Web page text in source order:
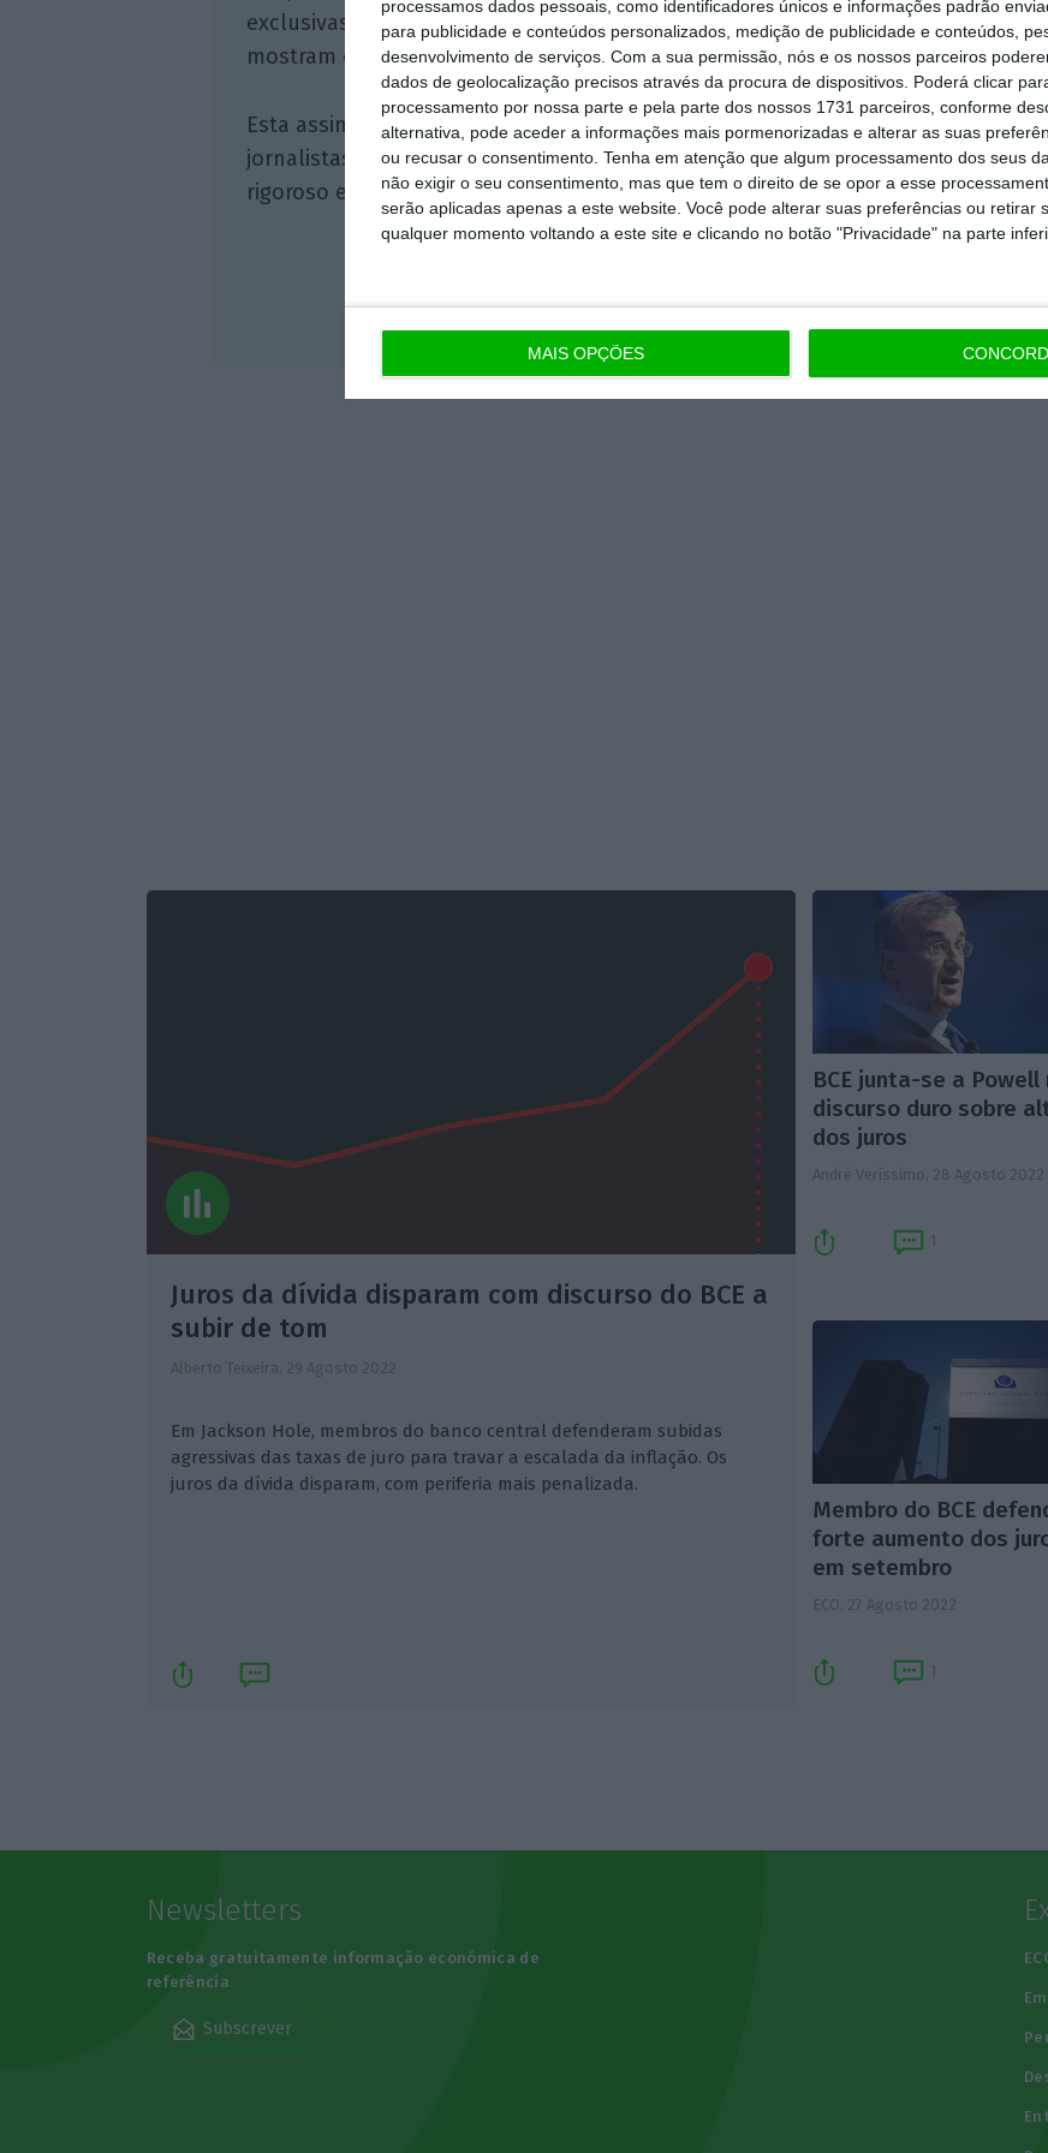
processamos dados pessoais, como identificadores únicos e informações padrão
para publicidade e conteúdos personalizados, medição de publicidade e conteúdos,
desenvolvimento de serviços. Com a sua permissão, nós e os nossos parceiros
dados de geolocalização precisos através da procura de dispositivos. Poderá clicar
processamento por nossa parte e pela parte dos nossos 1731 parceiros, conforme
alternativa, pode aceder a informações mais pormenorizadas e alterar as suas
ou recusar o consentimento. Tenha em atenção que algum processamento dos seus
não exigir o seu consentimento, mas que tem o direito de se opor a esse
serão aplicadas apenas a este website. Você pode alterar suas preferências ou retirar
qualquer momento voltando a este site e clicando no botão "Privacidade" na parte
MAIS OPÇÕES
exclusivas, à opinião que conta, às reportagens e especiais que
mostram o outro lado da história.
Esta assinatura é uma forma de apoiar o ECO e os seus
jornalistas. A nossa contrapartida é o jornalismo independente,
rigoroso e credível.
Juros da dívida disparam com discurso do BCE a
subir de tom
Alberto Teixeira, 29 Agosto 2022
Em Jackson Hole, membros do banco central defenderam subidas
agressivas das taxas de juro para travar a escalada da inflação. Os
juros da dívida disparam, com periferia mais penalizada.
BCE junta-se a Powell
discurso duro sobre
dos juros
André Veríssimo, 28 Agosto 2022
Membro do BCE
forte aumento dos
em setembro
ECO, 27 Agosto 2022
Newsletters
Receba gratuitamente informação económica de
referência
Subscrever